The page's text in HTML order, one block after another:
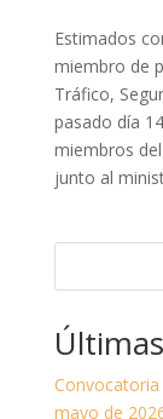
Estimados
miembro de
Tráfico,
pasado día
miembros
junto al
mayo de